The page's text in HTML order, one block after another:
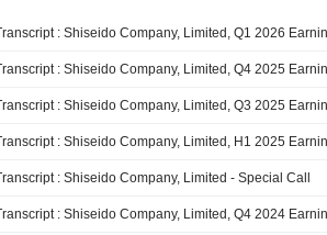
: Shiseido Company, Limited, Q1 2026
: Shiseido Company, Limited, Q4 2025
: Shiseido Company, Limited, Q3 2025
: Shiseido Company, Limited, H1 2025
: Shiseido Company, Limited - Special Call
: Shiseido Company, Limited, Q4 2024